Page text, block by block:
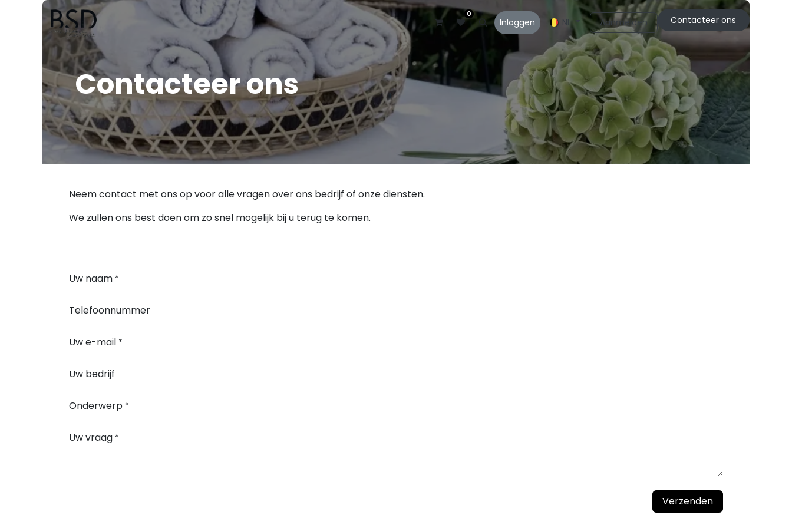
Op maat Boutique Catalogi Klantendienst Over ons
0
Inloggen NL Aanmelden Contacteer ons
Contacteer ons
Neem contact met ons op voor alle vragen over ons bedrijf of onze diensten.​
We zullen ons best doen om zo snel mogelijk bij u terug te komen.
Uw naam *
Telefoonnummer
Uw e-mail *
Uw bedrijf
Onderwerp *
Uw vraag *
Verzenden